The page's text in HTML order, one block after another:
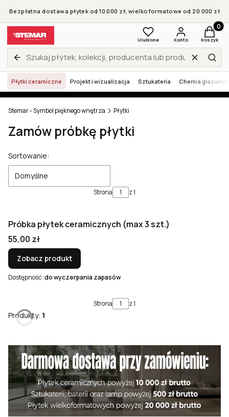
Bezpłatna dostawa płytek od 10 000 zł, wielkoformatowe od 20 000 zł
Zamknij wyszukiwarkę
Wyczyść
Ulubione Konto Koszyk
Płytki ceramiczne Projekt i wizualizacja Sztukateria Chemia
Stemar - Symbol pięknego wnętrza Płytki
Zamów próbkę płytki
Lista produktów
Sortowanie:
Domyślne
Strona z 1
Bestseller
Próbka płytek ceramicznych (max 3 szt.)
Cena
55,00 zł
Zobacz produkt
Dostępność:do wyczerpania zapasów
Strona z 1
Produkty: 1